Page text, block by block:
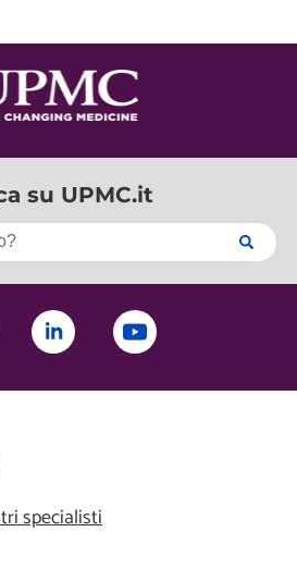
su UPMC.it
specialisti